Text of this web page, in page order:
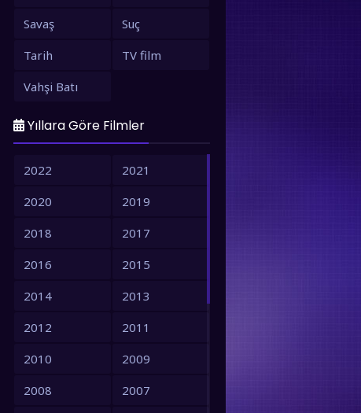
Savaş
Suç
Tarih
TV film
Vahşi Batı
Yıllara Göre Filmler
2022
2021
2020
2019
2018
2017
2016
2015
2014
2013
2012
2011
2010
2009
2008
2007